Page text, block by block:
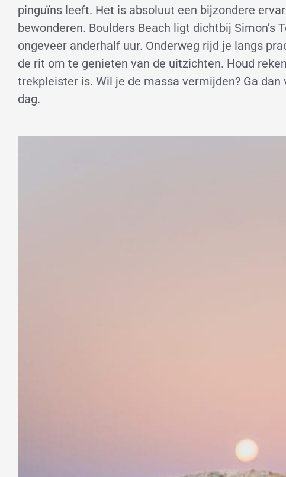
pinguïns leeft. Het is absoluut een bijzondere
bewonderen. Boulders Beach ligt dichtbij Simon’s
ongeveer anderhalf uur. Onderweg rijd je langs
de rit om te genieten van de uitzichten. Houd
trekpleister is. Wil je de massa vermijden? Ga
dag.